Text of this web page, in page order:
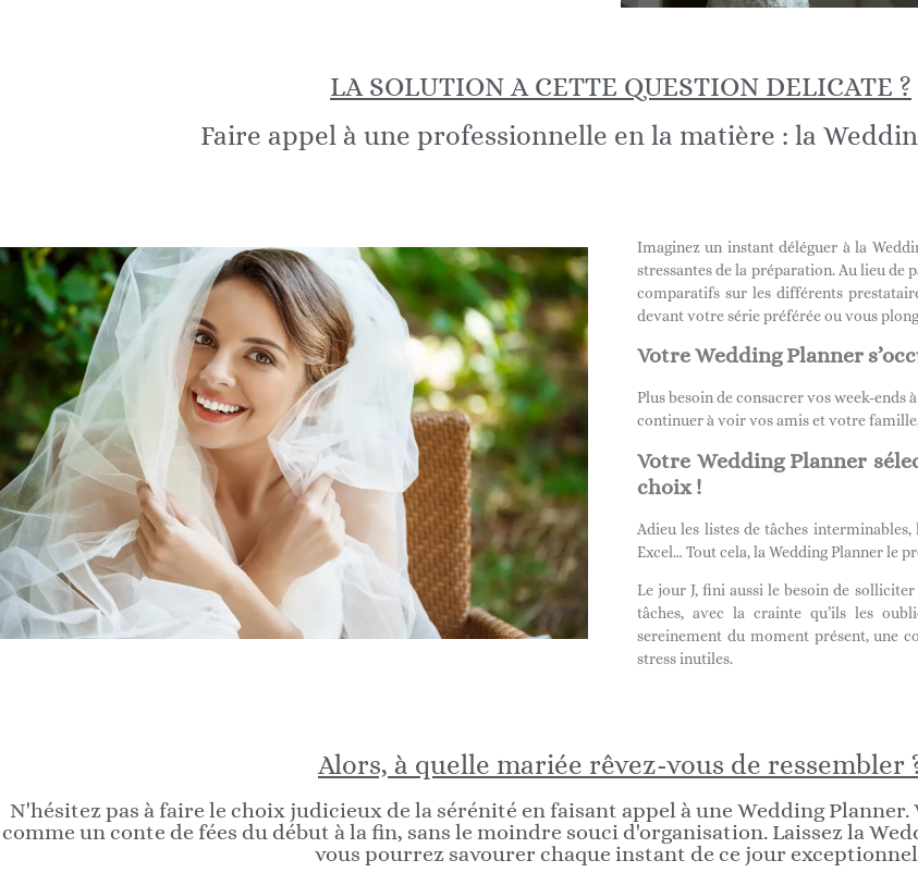
LA SOLUTION A CETTE QUESTION DELICATE ?
Faire appel à une professionnelle en la matière : la
Imaginez un instant déléguer à la
stressantes de la préparation. Au lieu de
comparatifs sur les différents
devant votre série préférée ou vous
Votre Wedding Planner
Plus besoin de consacrer vos week-
continuer à voir vos amis et votre
Votre Wedding Planner
choix !
Adieu les listes de tâches
Excel… Tout cela, la Wedding Planner le
Le jour J, fini aussi le besoin de
tâches, avec la crainte qu’ils les
sereinement du moment présent, une
stress inutiles.
Alors, à quelle mariée rêvez-vous de ressembler
N'hésitez pas à faire le choix judicieux de la sérénité en faisant appel à une Wedding
comme un conte de fées du début à la fin, sans le moindre souci d'organisation. Laissez la
vous pourrez savourer chaque instant de ce jour